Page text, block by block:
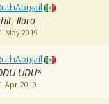
lloro
May 2019
UDU*
Apr 2019